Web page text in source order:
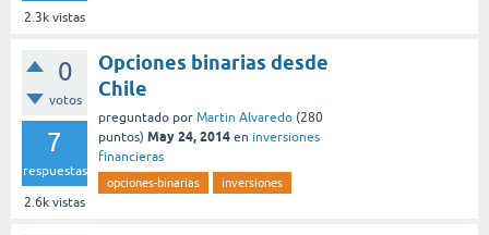
2.3k vistas
0
votos
7
respuestas
2.6k vistas
Opciones binarias desde
Chile
preguntado por Martin Alvaredo (280
puntos) May 24, 2014 en inversiones
financieras
opciones-binarias inversiones